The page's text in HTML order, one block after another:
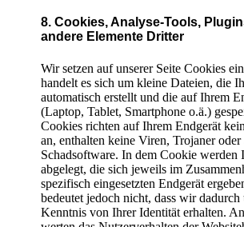
8. Cookies, Analyse-Tools,
andere Elemente Dritter
Wir setzen auf unserer Seite Cookies
handelt es sich um kleine Dateien, die
automatisch erstellt und die auf Ihrem
(Laptop, Tablet, Smartphone o.ä.)
Cookies richten auf Ihrem Endgerät
an, enthalten keine Viren, Trojaner oder
Schadsoftware. In dem Cookie werden
abgelegt, die sich jeweils im
spezifisch eingesetzten Endgerät
bedeutet jedoch nicht, dass wir
Kenntnis von Ihrer Identität erhalten.